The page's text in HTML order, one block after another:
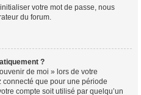
votre mot de passe, nous
du forum.
?
de moi » lors de votre
que pour une période
compte soit utilisé par quelqu’un